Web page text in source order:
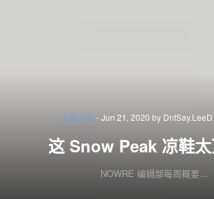
本周心水-Jun 21, 2020 by
这 Snow Peak 凉鞋
NOWRE 编辑部每周概要…